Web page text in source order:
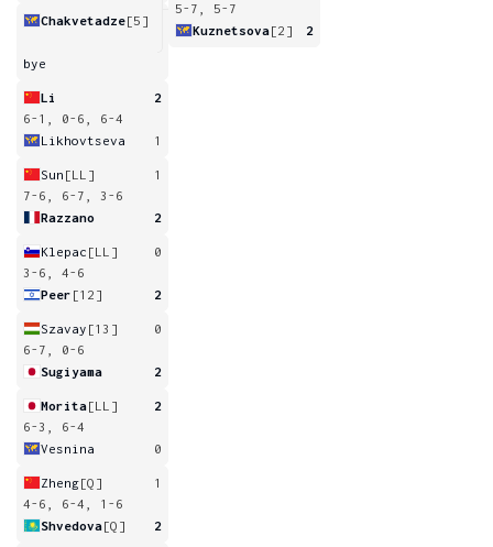
Chakvetadze[5]
bye
Li
2
6-1, 0-6, 6-4
Likhovtseva
1
Sun [LL]
1
7-6, 6-7, 3-6
Razzano
2
Klepac [LL]
0
3-6, 4-6
Peer [12] 2
Szavay [13]
0
6-7, 0-6
Sugiyama
2
Morita[LL]
2
6-3, 6-4
Vesnina
0
Zheng[Q]
1
4-6, 6-4, 1-6
Shvedova[Q] 2
5-7, 5-7
Kuznetsova[2] 2